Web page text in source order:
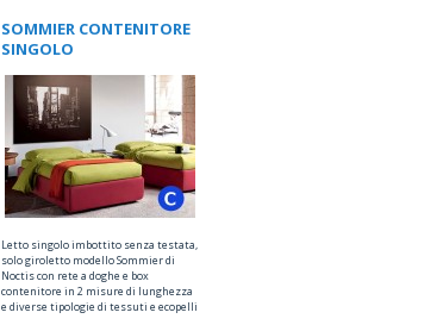
SOMMIER CONTENITORE
SINGOLO
Letto singolo imbottito senza testata,
solo giroletto modello Sommier di
Noctis con rete a doghe e box
contenitore in 2 misure di lunghezza
e diverse tipologie di tessuti e ecopelli